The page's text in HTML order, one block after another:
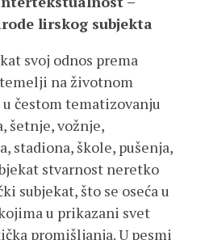
lirskog subjekta
svoj odnos prema
na životnom
u čestom tematizovanju
šetnje, vožnje,
stadiona, škole, pušenja,
stvarnost neretko
subjekat, što se oseća u
u prikazani svet
promišljanja. U pesmi